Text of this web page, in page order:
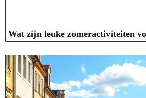
Wat zijn leuke zomeractiviteiten